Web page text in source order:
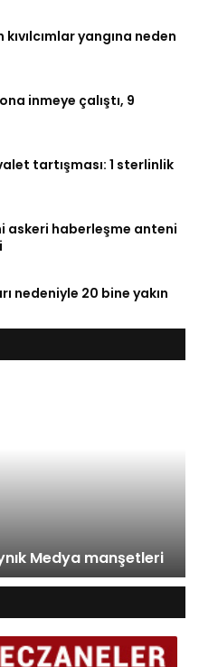
yangına neden
inmeye çalıştı, 9
tartışması: 1 sterlinlik
askeri haberleşme anteni
nedeniyle 20 bine yakın
Medya manşetleri